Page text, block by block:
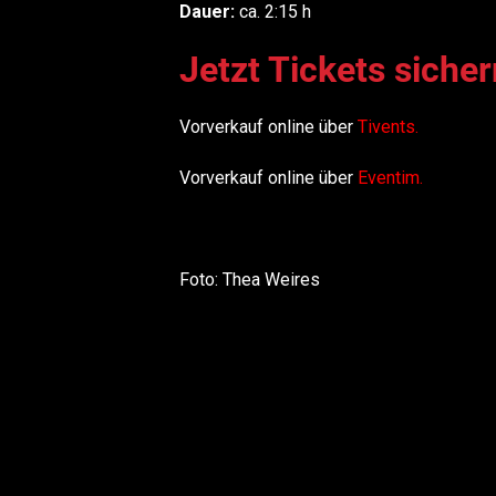
Dauer: ca. 2:15 h
Jetzt Tickets
Vorverkauf online über Tivents.
Vorverkauf online über Eventim.
Foto: Thea Weires